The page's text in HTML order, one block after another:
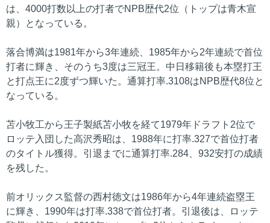
は、4000打数以上の打者でNPB歴代2位（トップは青木宣
親）となっている。
落合博満は1981年から3年連続、1985年から2年連続で首位
打者に輝き、そのうち3度は三冠王。中日移籍後も本塁打王
と打点王に2度ずつ輝いた。通算打率.3108はNPB歴代8位と
なっている。
苫小牧工から王子製紙苫小牧を経て1979年ドラフト2位で
ロッテ入団した高沢秀昭は、1988年に打率.327で首位打者
のタイトル獲得。引退までに通算打率.284、932安打の成績
を残した。
前オリックス監督の西村徳文は1986年から4年連続盗塁王
に輝き、1990年は打率.338で首位打者。引退後は、ロッテ